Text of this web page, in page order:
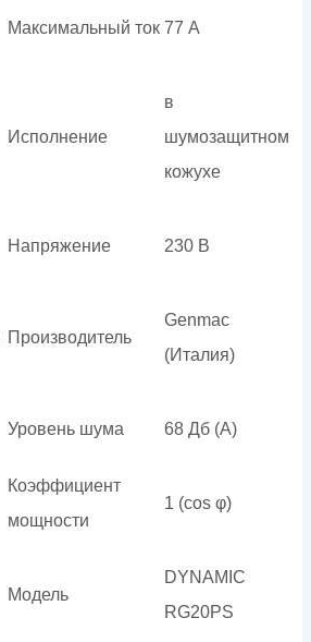
Максимальный ток 77 А
Исполнение
в
шумозащитном
кожухе
Напряжение 230 В
Производитель
Genmac
(Италия)
Уровень шума 68 Дб (А)
Коэффициент
мощности
1 (cos φ)
Модель
DYNAMIC
RG20PS